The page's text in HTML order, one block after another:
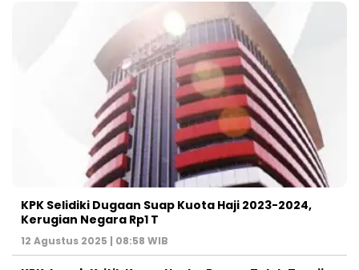
KPK Selidiki Dugaan Suap Kuota Haji 2023-2024,
Kerugian Negara Rp1 T
12 Agustus 2025 | 08:58 WIB